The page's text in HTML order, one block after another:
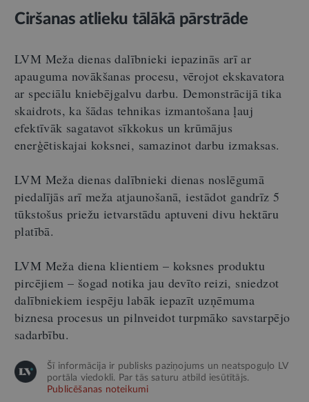
Ciršanas atlieku tālākā pārstrāde
LVM Meža dienas dalībnieki iepazinās arī ar
apauguma novākšanas procesu, vērojot ekskavatora
ar speciālu kniebējgalvu darbu. Demonstrācijā tika
skaidrots, ka šādas tehnikas izmantošana ļauj
efektīvāk sagatavot sīkkokus un krūmājus
enerģētiskajai koksnei, samazinot darbu izmaksas.
LVM Meža dienas dalībnieki dienas noslēgumā
piedalījās arī meža atjaunošanā, iestādot gandrīz 5
tūkstošus priežu ietvarstādu aptuveni divu hektāru
platībā.
LVM Meža diena klientiem – koksnes produktu
pircējiem – šogad notika jau devīto reizi, sniedzot
dalībniekiem iespēju labāk iepazīt uzņēmuma
biznesa procesus un pilnveidot turpmāko savstarpējo
sadarbību.
Šī informācija ir publisks paziņojums un neatspoguļo LV
portāla viedokli. Par tās saturu atbild iesūtītājs.
Publicēšanas noteikumi